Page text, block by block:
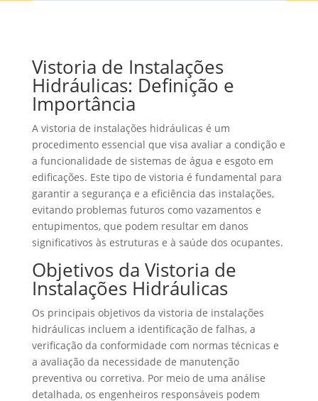
Vistoria de Instalações
Hidráulicas: Definição e
Importância
A vistoria de instalações hidráulicas é um
procedimento essencial que visa avaliar a condição e
a funcionalidade de sistemas de água e esgoto em
edificações. Este tipo de vistoria é fundamental para
garantir a segurança e a eficiência das instalações,
evitando problemas futuros como vazamentos e
entupimentos, que podem resultar em danos
significativos às estruturas e à saúde dos ocupantes.
Objetivos da Vistoria de
Instalações Hidráulicas
Os principais objetivos da vistoria de instalações
hidráulicas incluem a identificação de falhas, a
verificação da conformidade com normas técnicas e
a avaliação da necessidade de manutenção
preventiva ou corretiva. Por meio de uma análise
detalhada, os engenheiros responsáveis podem